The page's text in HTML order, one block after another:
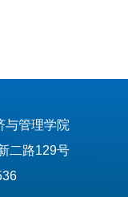
与管理学院
二路129号